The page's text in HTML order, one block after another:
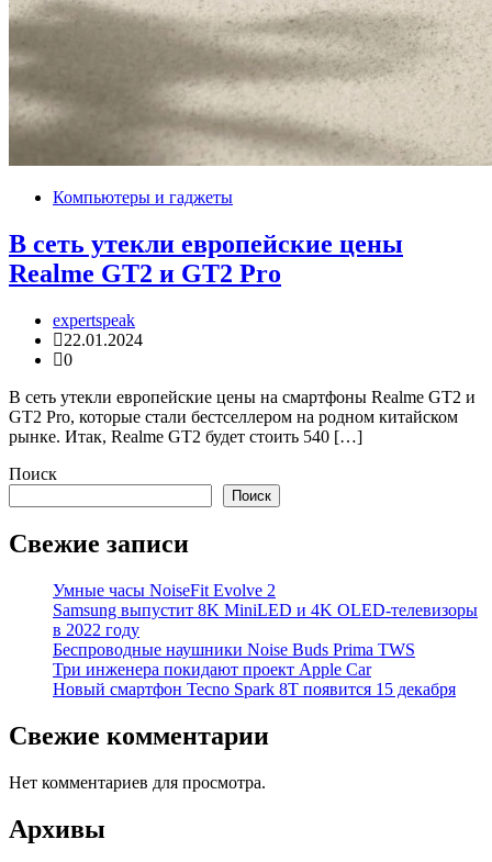
Компьютеры и гаджеты
В сеть утекли европейские цены
Realme GT2 и GT2 Pro
expertspeak
22.01.2024
0
В сеть утекли европейские цены на смартфоны Realme GT2 и
GT2 Pro, которые стали бестселлером на родном китайском
рынке. Итак, Realme GT2 будет стоить 540 […]
Поиск
Поиск
Свежие записи
Умные часы NoiseFit Evolve 2
Samsung выпустит 8K MiniLED и 4K OLED-телевизоры
в 2022 году
Беспроводные наушники Noise Buds Prima TWS
Три инженера покидают проект Apple Car
Новый смартфон Tecno Spark 8T появится 15 декабря
Свежие комментарии
Нет комментариев для просмотра.
Архивы